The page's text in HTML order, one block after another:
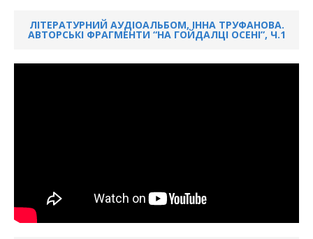
ЛІТЕРАТУРНИЙ АУДІОАЛЬБОМ, ІННА ТРУФАНОВА.
АВТОРСЬКІ ФРАГМЕНТИ “НА ГОЙДАЛЦІ ОСЕНІ”, Ч.1